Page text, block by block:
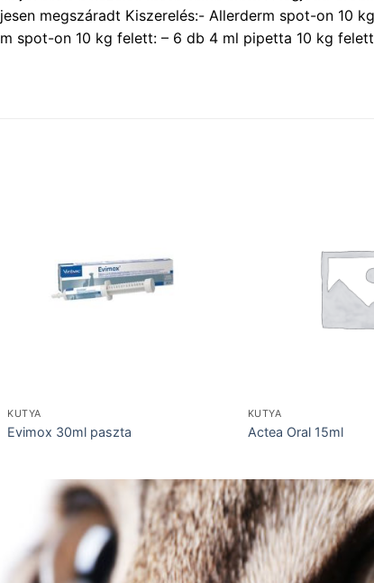
megszáradt Kiszerelés:- Allerderm spot-on 10
spot-on 10 kg felett: – 6 db 4 ml pipetta 10 kg
KUTYA
Evimox 30ml paszta
KUTYA
Actea Oral 15ml